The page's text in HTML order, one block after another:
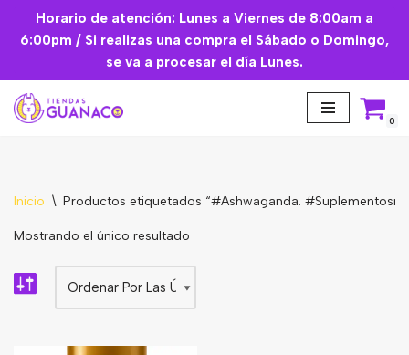
Saltar
contenido
Horario de atención: Lunes a Viernes de 8:00am a
6:00pm / Si realizas una compra el Sábado o Domingo,
se va a procesar el día Lunes.
0
Mascarilla facial
Inicio \ Productos etiquetados “#Ashwaganda.
Mostrando el único resultado